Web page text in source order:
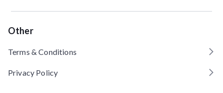
Other
Terms & Conditions
Privacy Policy